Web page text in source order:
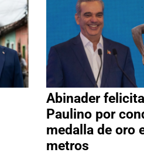
Abinader
Paulino por
medalla de oro
metros